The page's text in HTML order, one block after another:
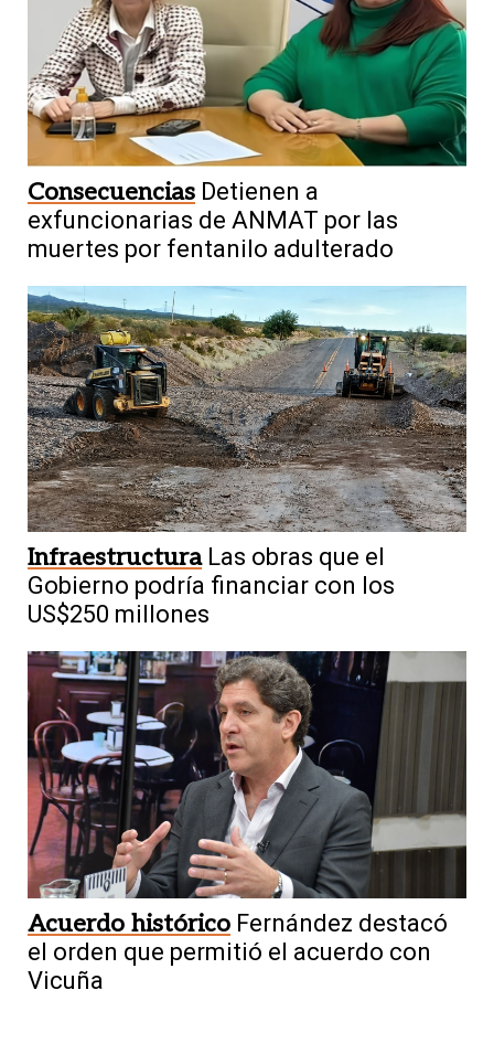
Consecuencias Detienen a
exfuncionarias de ANMAT por las
muertes por fentanilo adulterado
Infraestructura Las obras que el
Gobierno podría financiar con los
US$250 millones
Acuerdo histórico Fernández destacó
el orden que permitió el acuerdo con
Vicuña